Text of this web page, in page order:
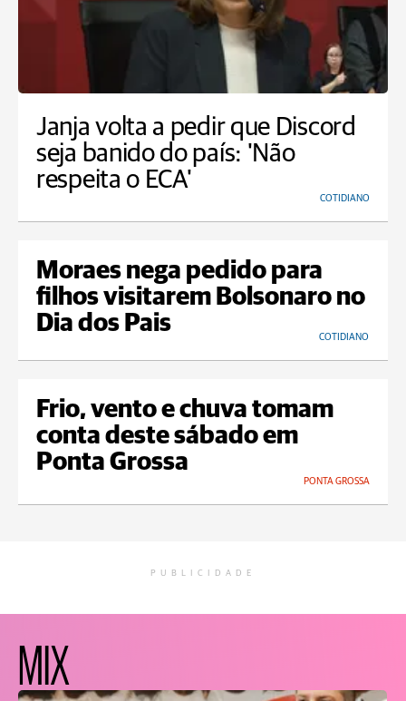
Janja volta a pedir que Discord
seja banido do país: 'Não
respeita o ECA'
COTIDIANO
Moraes nega pedido para
filhos visitarem Bolsonaro no
Dia dos Pais
COTIDIANO
Frio, vento e chuva tomam
conta deste sábado em
Ponta Grossa
PONTA GROSSA
PUBLICIDADE
MIX